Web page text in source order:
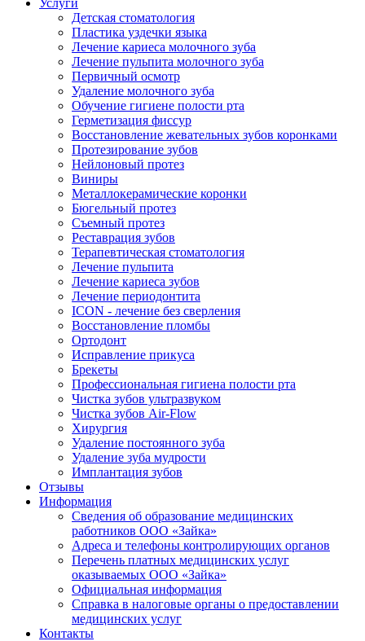
Услуги
Детская стоматология
Пластика уздечки языка
Лечение кариеса молочного зуба
Лечение пульпита молочного зуба
Первичный осмотр
Удаление молочного зуба
Обучение гигиене полости рта
Герметизация фиссур
Восстановление жевательных зубов коронками
Протезирование зубов
Нейлоновый протез
Виниры
Металлокерамические коронки
Бюгельный протез
Съемный протез
Реставрация зубов
Терапевтическая стоматология
Лечение пульпита
Лечение кариеса зубов
Лечение периодонтита
ICON - лечение без сверления
Восстановление пломбы
Ортодонт
Исправление прикуса
Брекеты
Профессиональная гигиена полости рта
Чистка зубов ультразвуком
Чистка зубов Air-Flow
Хирургия
Удаление постоянного зуба
Удаление зуба мудрости
Имплантация зубов
Отзывы
Информация
Сведения об образование медицинских
работников ООО «Зайка»
Адреса и телефоны контролирующих органов
Перечень платных медицинских услуг
оказываемых ООО «Зайка»
Официальная информация
Справка в налоговые органы о предоставлении
медицинских услуг
Контакты